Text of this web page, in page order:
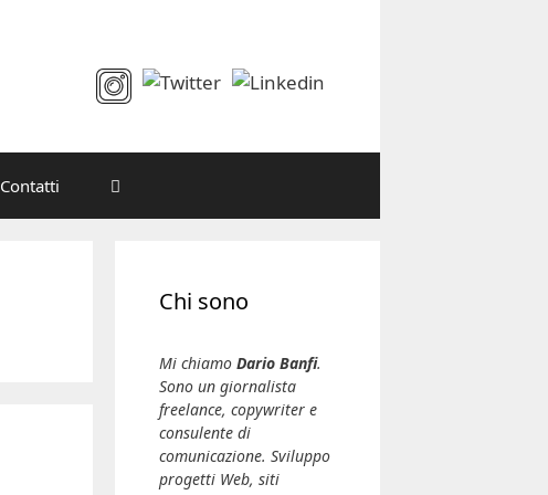
Contatti
Chi sono
Mi chiamo Dario Banfi.
Sono un giornalista
freelance, copywriter e
consulente di
comunicazione. Sviluppo
progetti Web, siti